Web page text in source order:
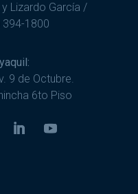
Lizardo García /
394-1800
9 de Octubre.
6to Piso